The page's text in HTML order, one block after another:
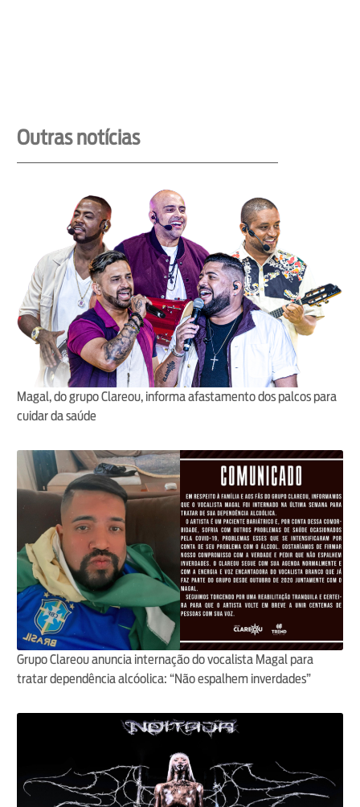
Outras notícias
Magal, do grupo Clareou, informa afastamento dos palcos para
cuidar da saúde
Grupo Clareou anuncia internação do vocalista Magal para
tratar dependência alcóolica: “Não espalhem inverdades”